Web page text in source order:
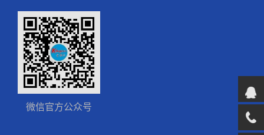
微信官方公众号